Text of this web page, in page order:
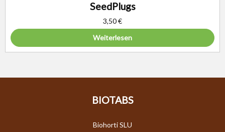
SeedPlugs
3,50€
Weiterlesen
BIOTABS
Biohorti SLU